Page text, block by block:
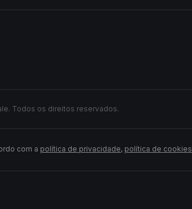
Todos os direitos reservados.
com a política de privacidade, política de cookies